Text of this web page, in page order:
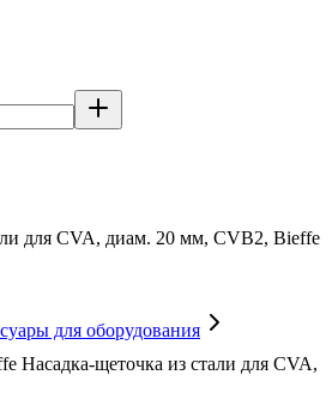
для CVA, диам. 20 мм, CVB2, Bieffe
для оборудования
Насадка-щеточка из стали для CVA,